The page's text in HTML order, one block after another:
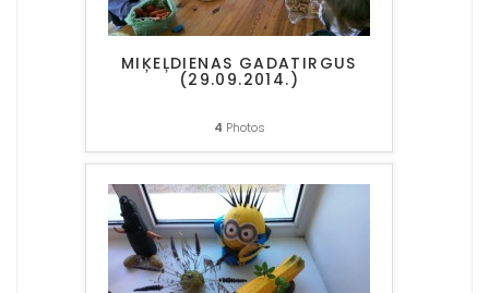
MIĶEĻDIENAS GADATIRGUS
(29.09.2014.)
4 Photos